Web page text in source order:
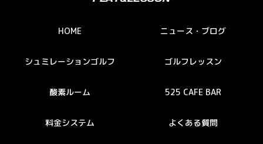
HOME ニュース・ブログ
シュミレーションゴルフ ゴルフレッスン
酸素ルーム 525 CAFE BAR
料金システム よくある質問